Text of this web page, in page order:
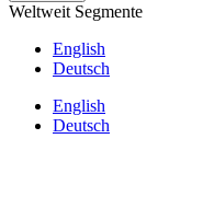
Weltweit Segmente
English
Deutsch
English
Deutsch